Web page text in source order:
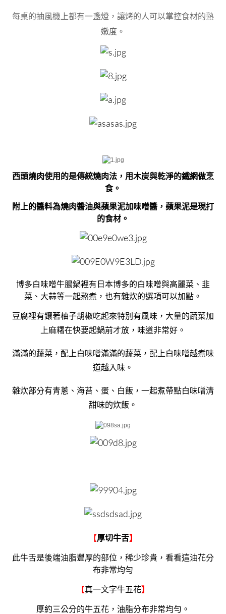
每桌的抽風機上都有一盞燈，讓烤的人可以掌控食材的熟
嫩度。
西頭燒肉使用的是傳統燒肉法，用木炭與乾淨的鐵網做烹
食。
附上的醬料為燒肉醬油與蘋果泥加味噌醬，蘋果泥是現打
的食材。
博多白味噌牛腸鍋裡有日本博多的白味噌與高麗菜、韭
菜、大蒜等一起熬煮，也有雜炊的選項可以加點。
豆腐裡有鑲著柚子胡椒吃起來特別有風味，大量的蔬菜加
上麻糬在快要起鍋前才放，味道非常好。
滿滿的蔬菜，配上白味噌滿滿的蔬菜，配上白味噌越煮味
道越入味。
雜炊部分有青蔥、海苔、蛋、白飯，一起煮帶點白味噌清
甜味的炊飯。
【厚切牛舌】
此牛舌是後端油脂豐厚的部位，稀少珍貴，看看這油花分
布非常均勻
【真一文字牛五花】
厚約三公分的牛五花，油脂分布非常均勻。